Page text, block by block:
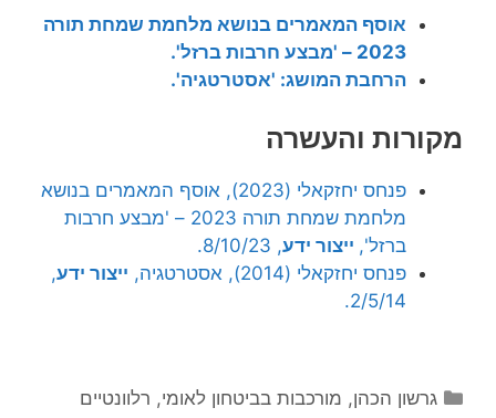
אוסף המאמרים בנושא מלחמת שמחת תורה
2023 – 'מבצע חרבות ברזל'.
הרחבת המושג: 'אסטרטגיה'.
מקורות והעשרה
פנחס יחזקאלי (2023), אוסף המאמרים בנושא
מלחמת שמחת תורה 2023 – 'מבצע חרבות
ברזל', ייצור ידע, 8/10/23.
פנחס יחזקאלי (2014), אסטרטגיה,
ייצור ידע,
2/5/14.
קטגוריות
גרשון הכהן, מורכבות בביטחון לאומי, רלוונטיים